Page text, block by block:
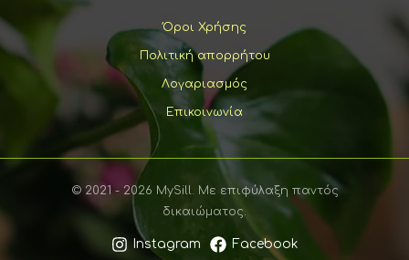
του
προϊόντος
Όροι Χρήσης
Πολιτική απορρήτου
Λογαριασμός
Επικοινωνία
© 2021 - 2026 MySill. Με επιφύλαξη παντός
δικαιώματος.
Instagram Facebook